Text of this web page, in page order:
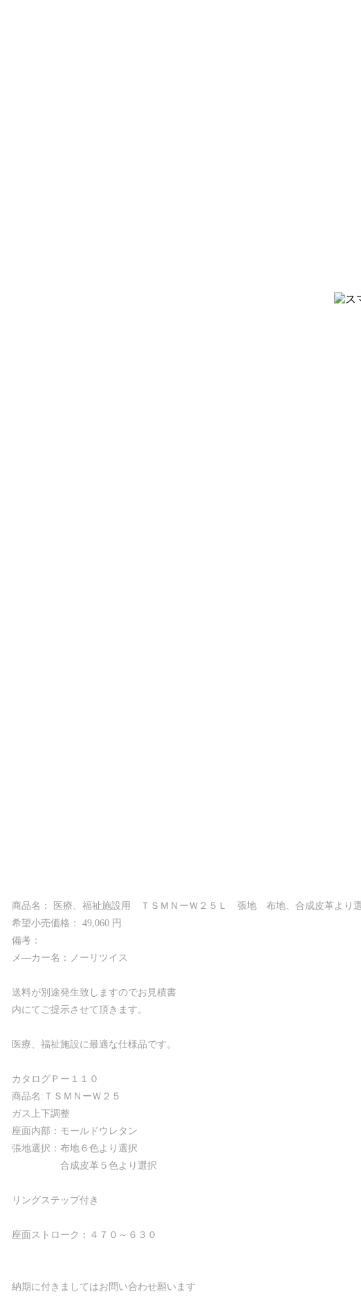
商品名： 医療、福祉施設用 ＴＳＭＮーＷ２５Ｌ 張地 布地、合成皮革より
希望小売価格： 49,060 円
備考：
メ―カー名：ノーリツイス
送料が別途発生致しますのでお見積書
内にてご提示させて頂きます。
医療、福祉施設に最適な仕様品です。
カタログＰー１１０
商品名:ＴＳＭＮーＷ２５
ガス上下調整
座面内部：モールドウレタン
張地選択：布地６色より選択
合成皮革５色より選択
リングステップ付き
座面ストローク：４７０～６３０
納期に付きましてはお問い合わせ願います